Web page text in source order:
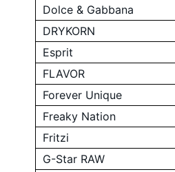
Dolce & Gabbana
DRYKORN
Esprit
FLAVOR
Forever Unique
Freaky Nation
Fritzi
G-Star RAW